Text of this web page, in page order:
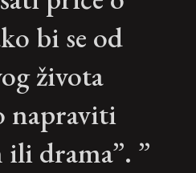
bi se od
života
napraviti
drama”. ”